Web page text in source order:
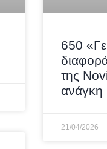
650
της
ανάγκη
21/04/2026